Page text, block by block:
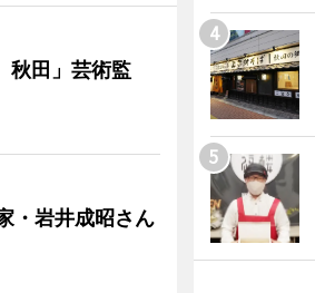
秋田」芸術監
・岩井成昭さん